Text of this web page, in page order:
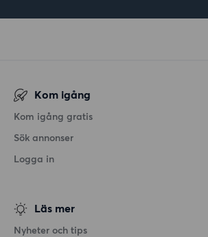
Kom igång
Kom igång gratis
Sök annonser
Logga in
Läs mer
Nyheter och tips